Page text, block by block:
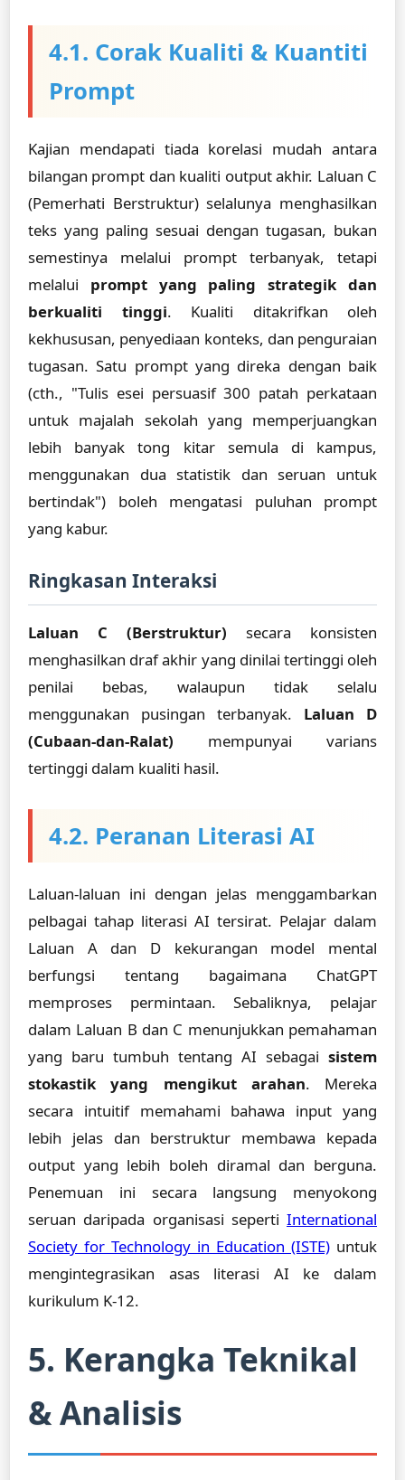
4.1. Corak Kualiti & Kuantiti
Prompt
Kajian mendapati tiada korelasi mudah antara
bilangan prompt dan kualiti output akhir. Laluan C
(Pemerhati Berstruktur) selalunya menghasilkan
teks yang paling sesuai dengan tugasan, bukan
semestinya melalui prompt terbanyak, tetapi
melalui prompt yang paling strategik dan
berkualiti tinggi. Kualiti ditakrifkan oleh
kekhususan, penyediaan konteks, dan penguraian
tugasan. Satu prompt yang direka dengan baik
(cth., "Tulis esei persuasif 300 patah perkataan
untuk majalah sekolah yang memperjuangkan
lebih banyak tong kitar semula di kampus,
menggunakan dua statistik dan seruan untuk
bertindak") boleh mengatasi puluhan prompt
yang kabur.
Ringkasan Interaksi
Laluan C (Berstruktur) secara konsisten
menghasilkan draf akhir yang dinilai tertinggi oleh
penilai bebas, walaupun tidak selalu
menggunakan pusingan terbanyak. Laluan D
(Cubaan-dan-Ralat) mempunyai varians
tertinggi dalam kualiti hasil.
4.2. Peranan Literasi AI
Laluan-laluan ini dengan jelas menggambarkan
pelbagai tahap literasi AI tersirat. Pelajar dalam
Laluan A dan D kekurangan model mental
berfungsi tentang bagaimana ChatGPT
memproses permintaan. Sebaliknya, pelajar
dalam Laluan B dan C menunjukkan pemahaman
yang baru tumbuh tentang AI sebagai sistem
stokastik yang mengikut arahan. Mereka
secara intuitif memahami bahawa input yang
lebih jelas dan berstruktur membawa kepada
output yang lebih boleh diramal dan berguna.
Penemuan ini secara langsung menyokong
seruan daripada organisasi seperti International
Society for Technology in Education (ISTE) untuk
mengintegrasikan asas literasi AI ke dalam
kurikulum K-12.
5. Kerangka Teknikal
& Analisis